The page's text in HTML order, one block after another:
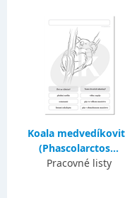
Koala
(Phascolarctos...
Pracovné listy